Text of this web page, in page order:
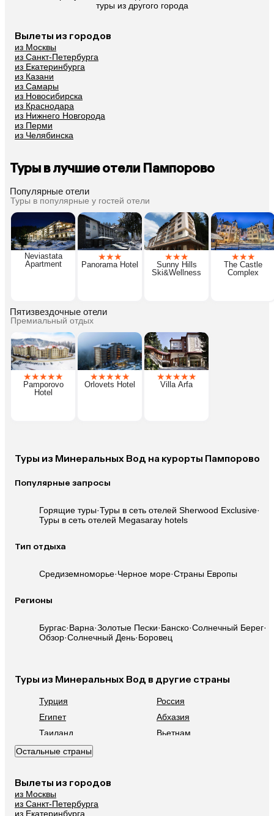
туры из другого города
Вылеты из городов
из Москвы
из Санкт-Петербурга
из Екатеринбурга
из Казани
из Самары
из Новосибирска
из Краснодара
из Нижнего Новгорода
из Перми
из Челябинска
Туры в лучшие отели Пампорово
Популярные отели
Туры в популярные у гостей отели
Neviastata
Apartment
★★★
Panorama Hotel
★★★
Sunny Hills
Ski&Wellness
★★★
The Castle
Complex
Пятизвездочные отели
Премиальный отдых
★★★★★
Pamporovo
Hotel
★★★★★
Orlovets Hotel
★★★★★
Villa Arfa
Туры из Минеральных Вод на курорты Пампорово
Популярные запросы
Горящие туры·Туры в сеть отелей Sherwood Exclusive·
Туры в сеть отелей Megasaray hotels
Тип отдыха
Средиземноморье·Черное море·Страны Европы
Регионы
Бургас·Варна·Золотые Пески·Банско·Солнечный Берег·
Обзор·Солнечный День·Боровец
Туры из Минеральных Вод в другие страны
Турция
Россия
Египет
Абхазия
Таиланд
Вьетнам
ОАЭ
Беларусь
Шри-Ланка
Азербайджан
Остальные страны
Вылеты из городов
из Москвы
из Санкт-Петербурга
из Екатеринбурга